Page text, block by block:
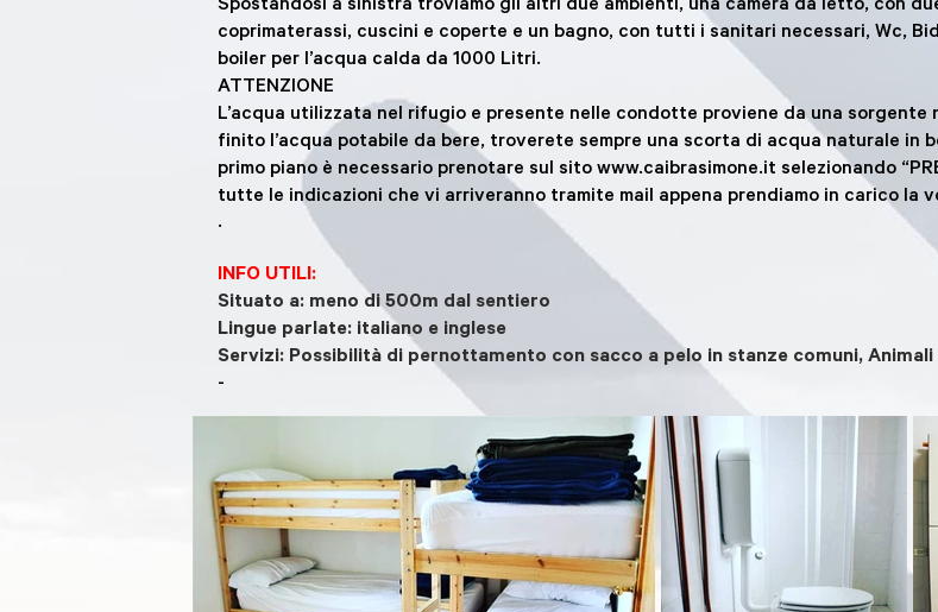
Spostandosi a sinistra troviamo gli altri due ambienti, una camera da letto, con
coprimaterassi, cuscini e coperte e un bagno, con tutti i sanitari necessari, Wc,
boiler per l’acqua calda da 1000 Litri.
ATTENZIONE
L’acqua utilizzata nel rifugio e presente nelle condotte proviene da una sorgente
finito l’acqua potabile da bere, troverete sempre una scorta di acqua naturale in
primo piano è necessario prenotare sul sito www.caibrasimone.it selezionando
tutte le indicazioni che vi arriveranno tramite mail appena prendiamo in carico la
.
INFO UTILI:
Situato a: meno di 500m dal sentiero
Lingue parlate: italiano e inglese
Servizi: Possibilità di pernottamento con sacco a pelo in stanze comuni, Animali
-